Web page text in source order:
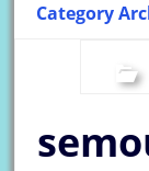
Category